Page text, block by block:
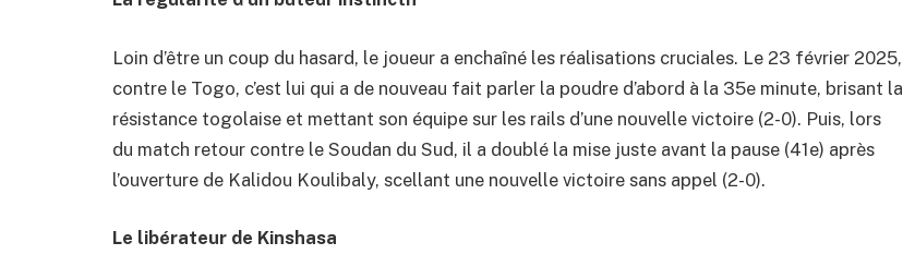
Loin d’être un coup du hasard, le joueur a enchaîné les réalisations cruciales. Le 23 février 2025,
contre le Togo, c’est lui qui a de nouveau fait parler la poudre d’abord à la 35e minute, brisant la
résistance togolaise et mettant son équipe sur les rails d’une nouvelle victoire (2-0). Puis, lors
du match retour contre le Soudan du Sud, il a doublé la mise juste avant la pause (41e) après
l’ouverture de Kalidou Koulibaly, scellant une nouvelle victoire sans appel (2-0).
Le libérateur de Kinshasa